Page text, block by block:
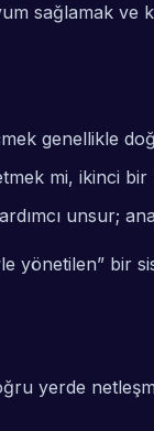
sağlamak
genellikle
mi, ikinci bir
unsur;
yönetilen” bir
yerde